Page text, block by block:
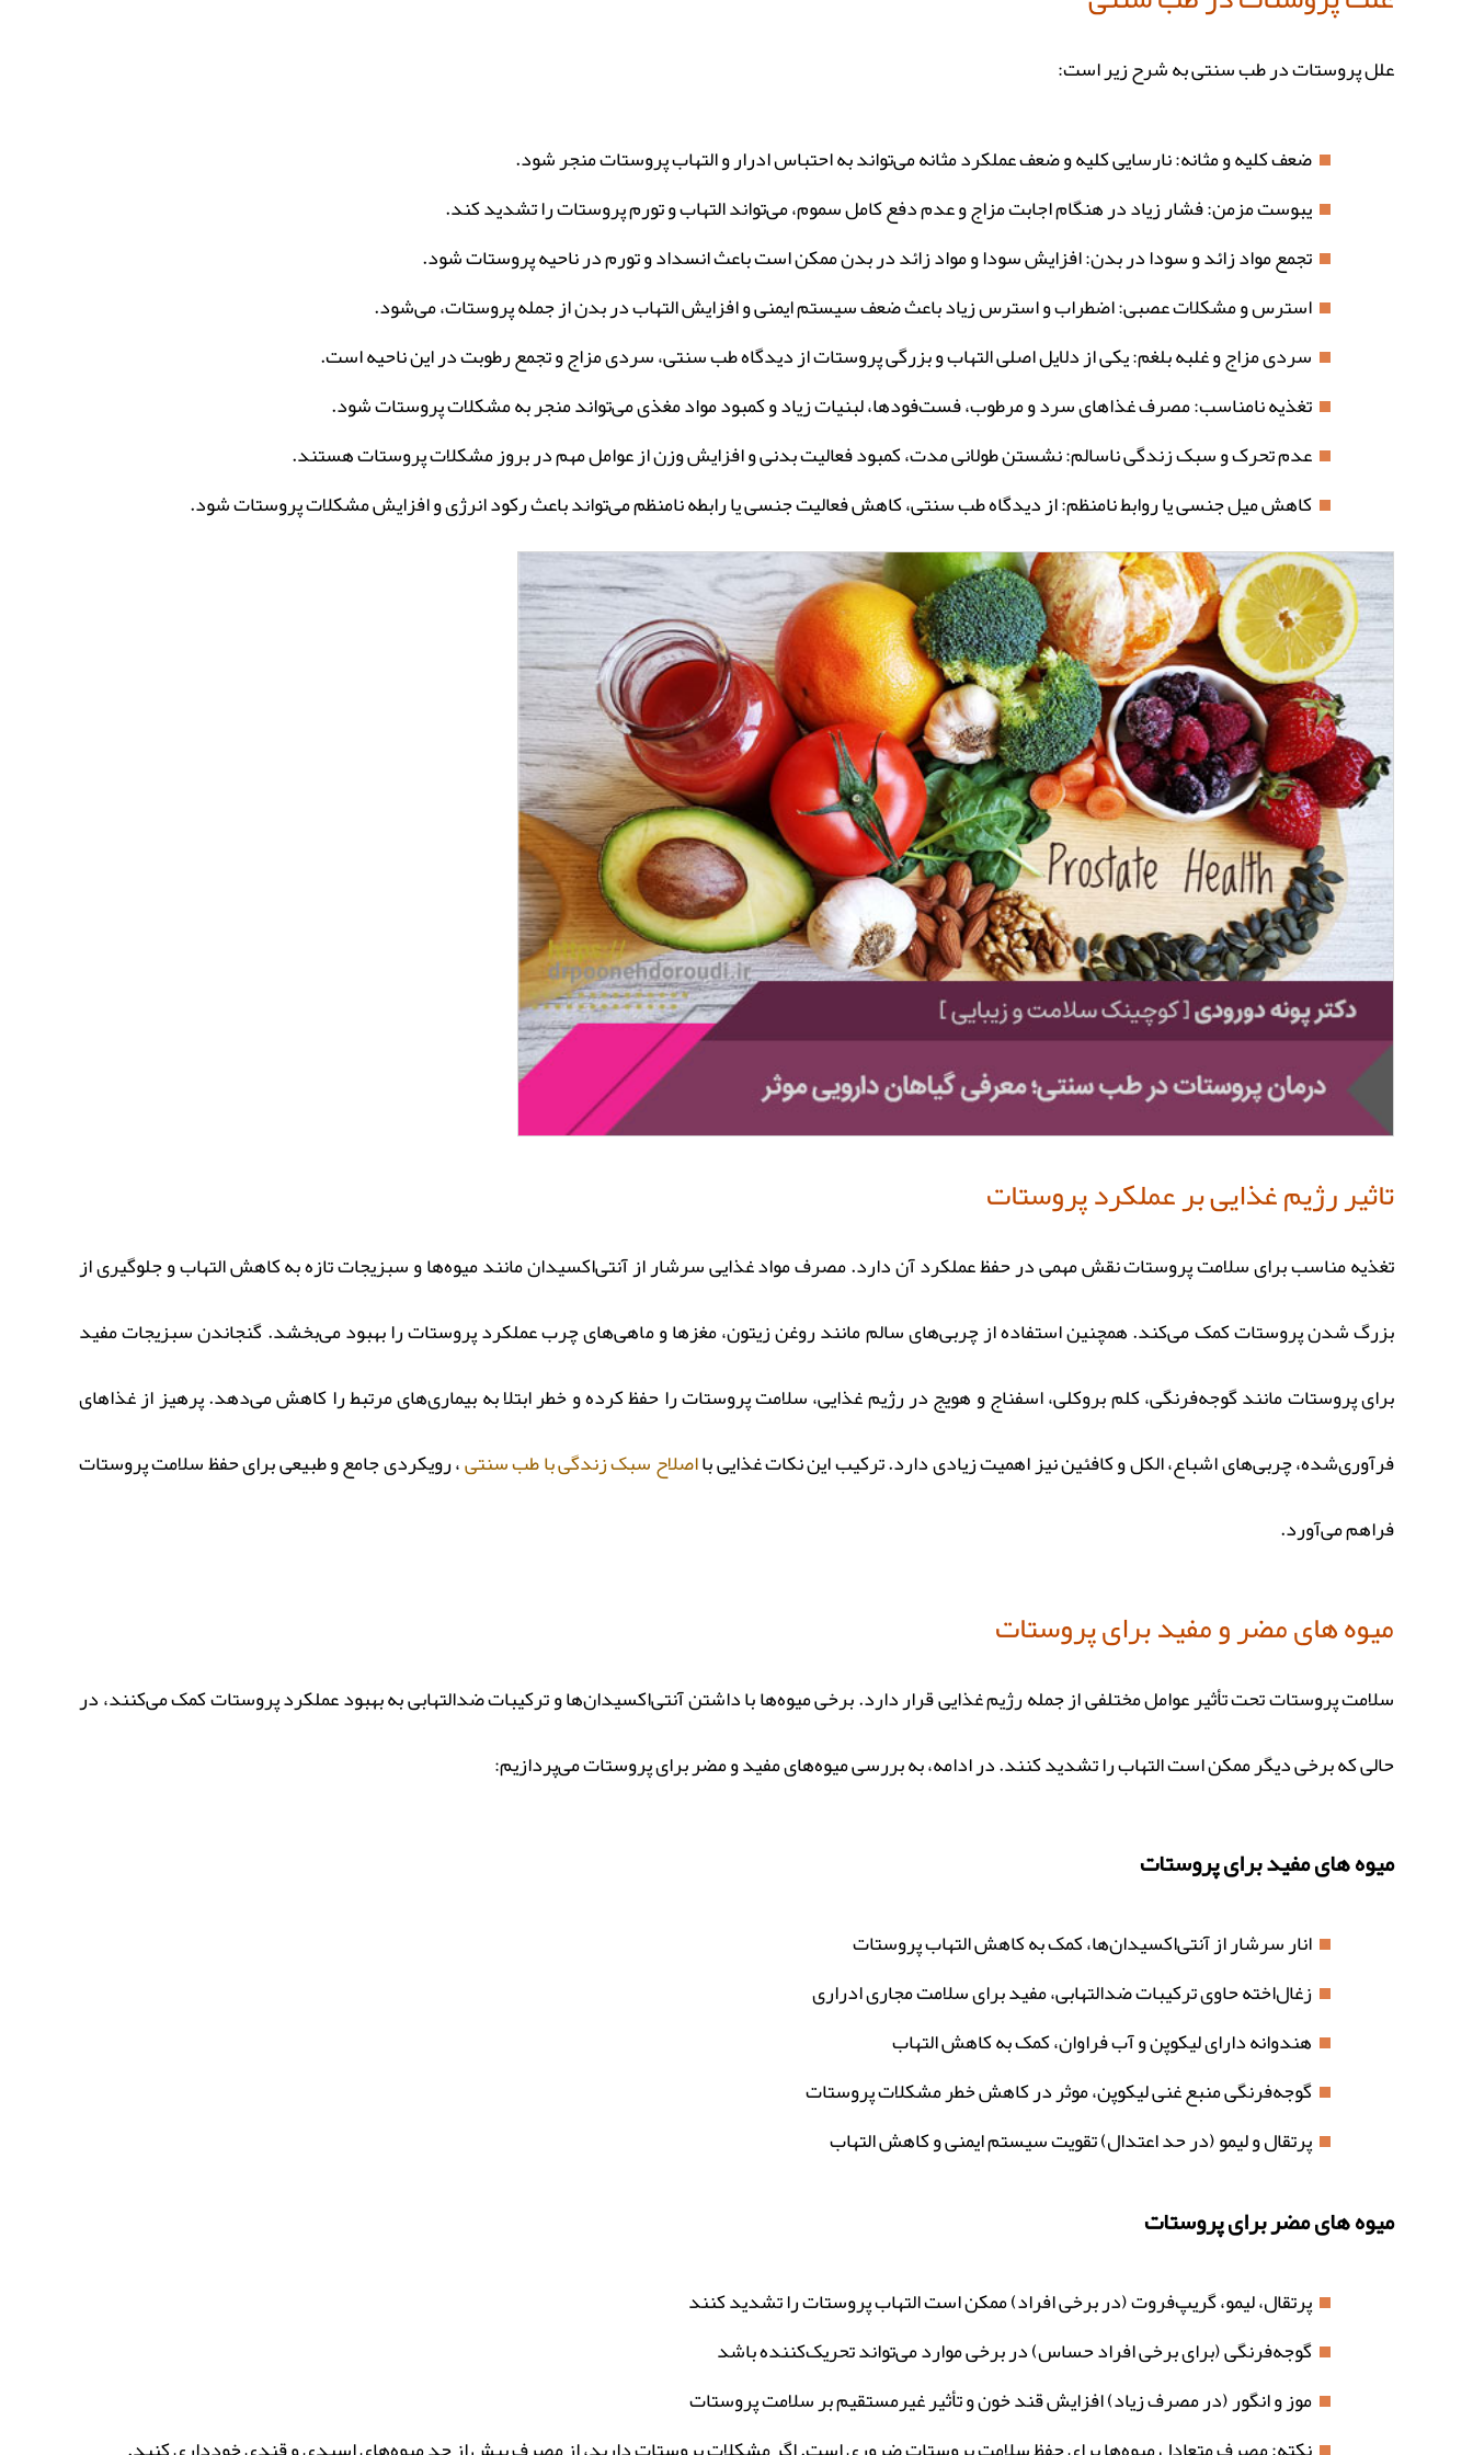
علل پروستات در طب سنتی به شرح زیر است:
ضعف کلیه و مثانه: نارسایی کلیه و ضعف عملکرد مثانه می‌تواند به احتباس ادرار و التهاب پروستات منجر شود.
یبوست مزمن: فشار زیاد در هنگام اجابت مزاج و عدم دفع کامل سموم، می‌تواند التهاب و تورم پروستات را تشدید کند.
تجمع مواد زائد و سودا در بدن: افزایش سودا و مواد زائد در بدن ممکن است باعث انسداد و تورم در ناحیه پروستات شود.
استرس و مشکلات عصبی: اضطراب و استرس زیاد باعث ضعف سیستم ایمنی و افزایش التهاب در بدن از جمله پروستات، می‌شود.
سردی مزاج و غلبه بلغم: یکی از دلایل اصلی التهاب و بزرگی پروستات از دیدگاه طب سنتی، سردی مزاج و تجمع رطوبت در این ناحیه است.
تغذیه نامناسب: مصرف غذاهای سرد و مرطوب، فست‌فودها، لبنیات زیاد و کمبود مواد مغذی می‌تواند منجر به مشکلات پروستات شود.
عدم تحرک و سبک زندگی ناسالم: نشستن طولانی‌ مدت، کمبود فعالیت بدنی و افزایش وزن از عوامل مهم در بروز مشکلات پروستات هستند.
کاهش میل جنسی یا روابط نامنظم: از دیدگاه طب سنتی، کاهش فعالیت جنسی یا رابطه نامنظم می‌تواند باعث رکود انرژی و افزایش مشکلات پروستات شود.
تاثیر رژیم غذایی بر عملکرد پروستات
تغذیه مناسب برای سلامت پروستات نقش مهمی در حفظ عملکرد آن دارد. مصرف مواد غذایی سرشار از آنتی‌اکسیدان مانند میوه‌ها و سبزیجات تازه به کاهش التهاب و جلوگیری از
بزرگ شدن پروستات کمک می‌کند. همچنین استفاده از چربی‌های سالم مانند روغن زیتون، مغزها و ماهی‌های چرب عملکرد پروستات را بهبود می‌بخشد. گنجاندن سبزیجات مفید
برای پروستات مانند گوجه‌فرنگی، کلم بروکلی، اسفناج و هویج در رژیم غذایی، سلامت پروستات را حفظ کرده و خطر ابتلا به بیماری‌های مرتبط را کاهش می‌دهد. پرهیز از غذاهای
فرآوری‌شده، چربی‌های اشباع، الکل و کافئین نیز اهمیت زیادی دارد. ترکیب این نکات غذایی بااصلاح سبک زندگی با طب سنتی، رویکردی جامع و طبیعی برای حفظ سلامت پروستات
فراهم می‌آورد.
میوه های مضر و مفید برای پروستات
سلامت پروستات تحت تأثیر عوامل مختلفی از جمله رژیم غذایی قرار دارد. برخی میوه‌ها با داشتن آنتی‌اکسیدان‌ها و ترکیبات ضدالتهابی به بهبود عملکرد پروستات کمک می‌کنند، در
حالی که برخی دیگر ممکن است التهاب را تشدید کنند. در ادامه، به بررسی میوه‌های مفید و مضر برای پروستات می‌پردازیم:
میوه های مفید برای پروستات
انار سرشار از آنتی‌اکسیدان‌ها، کمک به کاهش التهاب پروستات
زغال‌اخته حاوی ترکیبات ضدالتهابی، مفید برای سلامت مجاری ادراری
هندوانه دارای لیکوپن و آب فراوان، کمک به کاهش التهاب
گوجه‌فرنگی منبع غنی لیکوپن، موثر در کاهش خطر مشکلات پروستات
پرتقال و لیمو (در حد اعتدال) تقویت سیستم ایمنی و کاهش التهاب
میوه های مضر برای پروستات
پرتقال، لیمو، گریپ‌فروت (در برخی افراد) ممکن است التهاب پروستات را تشدید کنند
گوجه‌فرنگی (برای برخی افراد حساس) در برخی موارد می‌تواند تحریک‌کننده باشد
موز و انگور (در مصرف زیاد) افزایش قند خون و تأثیر غیرمستقیم بر سلامت پروستات